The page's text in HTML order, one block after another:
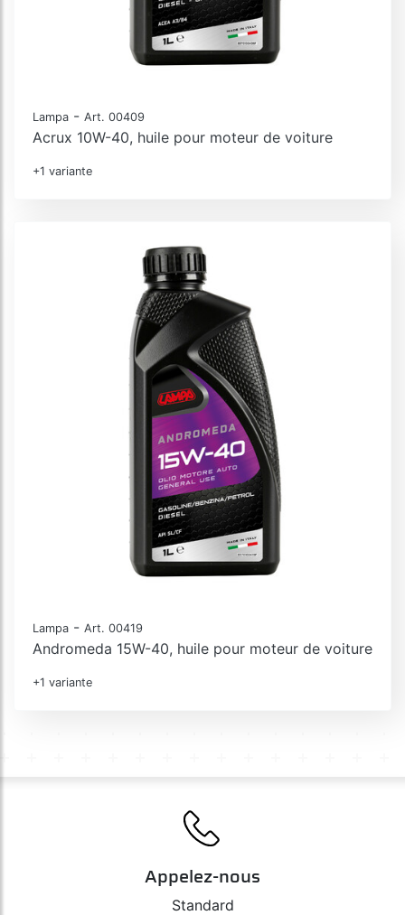
Lampa - Art. 00409
Acrux 10W-40, huile pour moteur de voiture
+1 variante
Lampa - Art. 00419
Andromeda 15W-40, huile pour moteur de voiture
+1 variante
Appelez-nous
Standard